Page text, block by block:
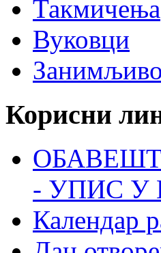
Такмичења
Вуковци
Корисни
- УПИС У
Календар